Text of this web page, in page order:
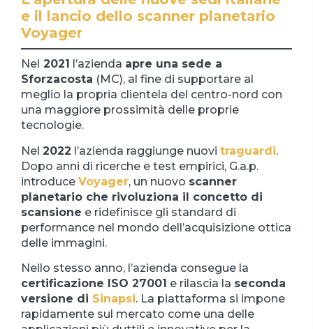
e il lancio dello scanner planetario
Voyager
Nel 2021 l’azienda apre una sede a
Sforzacosta (MC), al fine di supportare al
meglio la propria clientela del centro-nord con
una maggiore prossimità delle proprie
tecnologie.
Nel 2022 l’azienda raggiunge nuovi traguardi.
Dopo anni di ricerche e test empirici, G.a.p.
introduce Voyager, un nuovo scanner
planetario che rivoluziona il concetto di
scansione e ridefinisce gli standard di
performance nel mondo dell’acquisizione ottica
delle immagini.
Nello stesso anno, l’azienda consegue la
certificazione ISO 27001 e rilascia la seconda
versione di Sinapsi. La piattaforma si impone
rapidamente sul mercato come una delle